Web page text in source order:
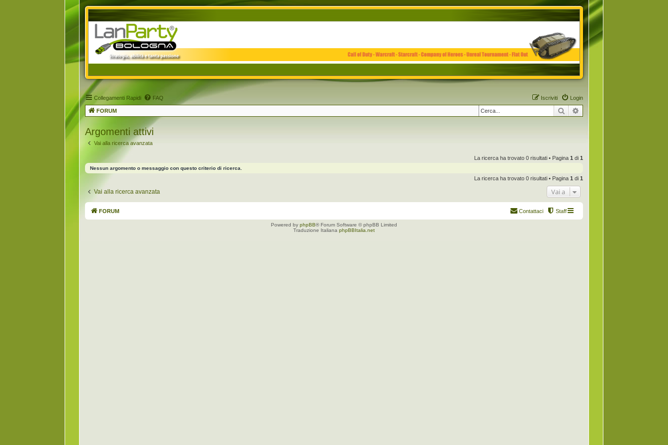
Collegamenti Rapidi FAQ Login
Iscriviti
FORUM Cerca
Argomenti attivi
Vai alla ricerca avanzata
La ricerca ha trovato 0 risultati • Pagina 1 di 1
Nessun argomento o messaggio con questo criterio di ricerca.
La ricerca ha trovato 0 risultati • Pagina 1 di 1
Vai alla ricerca avanzata Vai a
FORUM Staff
Contattaci
Powered by phpBB® Forum Software © phpBB Limited
Traduzione Italiana phpBBItalia.net